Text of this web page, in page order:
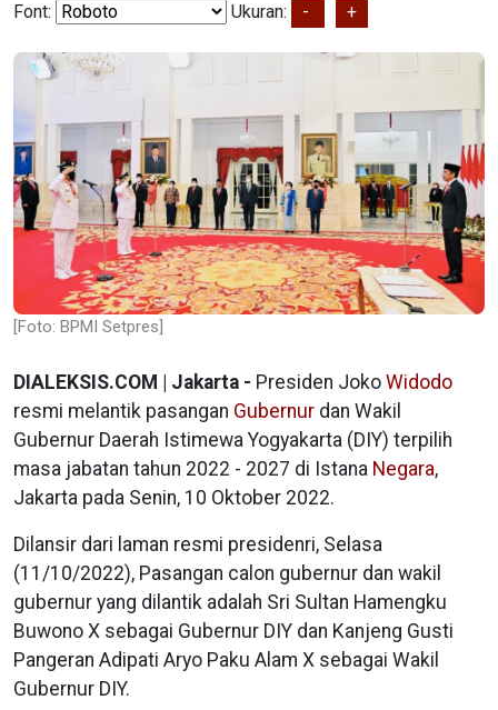
Font: Ukuran: - +
[Foto: BPMI Setpres]
DIALEKSIS.COM | Jakarta - Presiden Joko Widodo
resmi melantik pasangan Gubernur dan Wakil
Gubernur Daerah Istimewa Yogyakarta (DIY) terpilih
masa jabatan tahun 2022 - 2027 di Istana Negara,
Jakarta pada Senin, 10 Oktober 2022.
Dilansir dari laman resmi presidenri, Selasa
(11/10/2022), Pasangan calon gubernur dan wakil
gubernur yang dilantik adalah Sri Sultan Hamengku
Buwono X sebagai Gubernur DIY dan Kanjeng Gusti
Pangeran Adipati Aryo Paku Alam X sebagai Wakil
Gubernur DIY.